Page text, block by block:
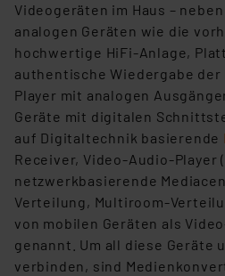
Videogeräten im Haus –
analogen Geräten wie die
hochwertige HiFi-Anlage,
authentische Wiedergabe der
Player mit analogen
Geräte mit digitalen
auf Digitaltechnik basierende
Receiver, Video-Audio-Player
netzwerkbasierende
Verteilung, Multiroom-
von mobilen Geräten als
genannt. Um all diese Geräte
verbinden, sind